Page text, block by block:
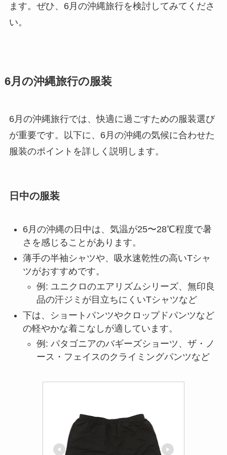
ます。ぜひ、6月の沖縄旅行を検討してみてくださ
い。
6月の沖縄旅行の服装
6月の沖縄旅行では、快適に過ごすための服装選び
が重要です。以下に、6月の沖縄の気候に合わせた
服装のポイントを詳しく説明します。
日中の服装
6月の沖縄の日中は、気温が25〜28℃程度で暑
さを感じることがあります。
薄手の半袖シャツや、吸水速乾性の高いTシャ
ツがおすすめです。
例: ユニクロのエアリズムシリーズ、無印良
品の汗ジミが目立ちにくいTシャツなど
下は、ショートパンツやクロップドパンツなど
の軽やかな着こなしが適しています。
例: パタゴニアのバギーズショーツ、ザ・ノ
ース・フェイスのクライミングパンツなど